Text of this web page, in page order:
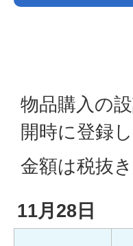
物品購入の
開時に登録し
金額は税抜き
11月28日